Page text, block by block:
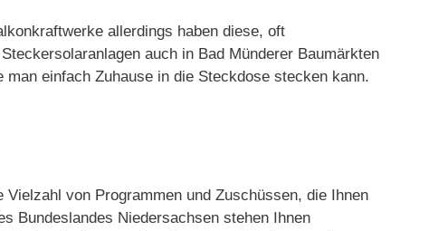
allerdings haben diese, oft
auch in Bad Münderer Baumärkten
einfach Zuhause in die Steckdose stecken kann.
von Programmen und Zuschüssen, die Ihnen
Bundeslandes Niedersachsen stehen Ihnen